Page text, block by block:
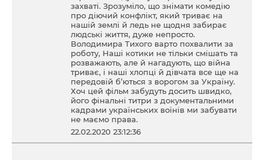
захваті. Зрозуміло, що знімати комедію
про діючий конфлікт, який триває на
нашій землі й ледь не щодня забирає
людські життя, дуже непросто.
Володимира Тихого варто похвалити за
роботу, Наші котики не тільки смішать та
розважають, але й нагадують, що війна
триває, і наші хлопці й дівчата все ще на
передовій б’ються з ворогом за Україну.
Хоч цей фільм забудуть досить швидко,
його фінальні титри з документальними
кадрами українських воїнів ми забувати
не маємо права.
22.02.2020 23:12:36